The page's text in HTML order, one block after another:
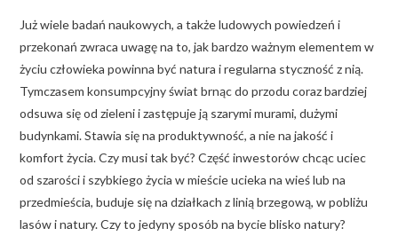
Już wiele badań naukowych, a także ludowych powiedzeń i
przekonań zwraca uwagę na to, jak bardzo ważnym elementem w
życiu człowieka powinna być natura i regularna styczność z nią.
Tymczasem konsumpcyjny świat brnąc do przodu coraz bardziej
odsuwa się od zieleni i zastępuje ją szarymi murami, dużymi
budynkami. Stawia się na produktywność, a nie na jakość i
komfort życia. Czy musi tak być? Część inwestorów chcąc uciec
od szarości i szybkiego życia w mieście ucieka na wieś lub na
przedmieścia, buduje się na działkach z linią brzegową, w pobliżu
lasów i natury. Czy to jedyny sposób na bycie blisko natury?